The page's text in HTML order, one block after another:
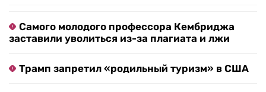
Самого молодого профессора Кембриджа
заставили уволиться из-за плагиата и лжи
Трамп запретил «родильный туризм» в США